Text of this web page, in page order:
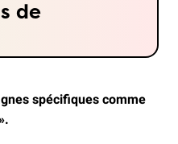
de
spécifiques comme